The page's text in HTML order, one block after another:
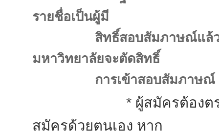
รายชื่อเป็นผู้มี
สิทธิ์สอบสัมภาษณ์แล้
มหาวิทยาลัยจะตัดสิทธิ์
การเข้าสอบสัมภาษณ์
* ผู้สมัครต้องตรวจสอ
สมัครด้วยตนเอง หาก